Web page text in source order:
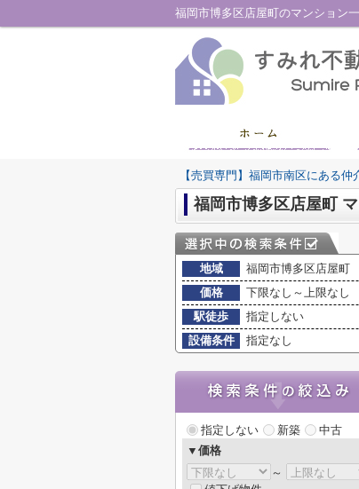
【売買専門】福岡市南区にある
福岡市博多区店屋町
地域
福岡市博多区店屋町
価格
下限なし～上限なし
駅徒歩
指定しない
設備条件
指定なし
指定しない 新築
中古
▼価格
～